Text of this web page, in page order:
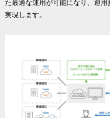
た最適な運用が可能になり、運
実現します。